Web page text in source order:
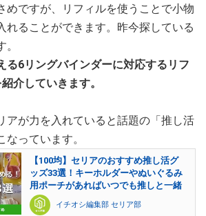
めですが、リフィルを使うことで小物
れることができます。昨今探している
る6リングバインダーに対応するリフ
介していきます。
アが力を入れていると話題の「推し活
っています。
【100均】セリアのおすすめ推し活グ
ッズ33選！キーホルダーやぬいぐるみ
用ポーチがあればいつでも推しと一緒
イチオシ編集部 セリア部